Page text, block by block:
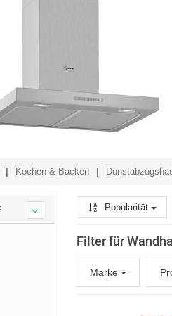
Kochen & Backen
Popularität
Filter für
Marke